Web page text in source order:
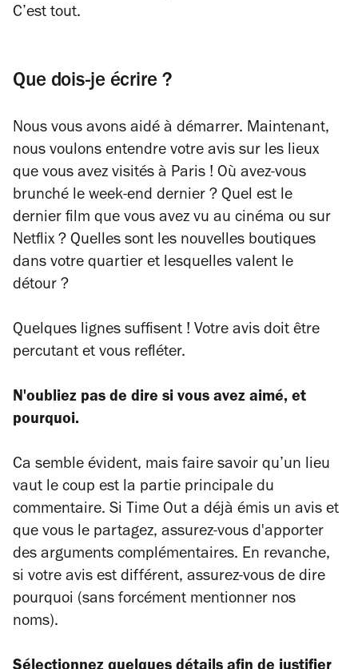
C’est tout.
Que dois-je écrire ?
Nous vous avons aidé à démarrer. Maintenant,
nous voulons entendre votre avis sur les lieux
que vous avez visités à Paris ! Où avez-vous
brunché le week-end dernier ? Quel est le
dernier film que vous avez vu au cinéma ou sur
Netflix ? Quelles sont les nouvelles boutiques
dans votre quartier et lesquelles valent le
détour ?
Quelques lignes suffisent ! Votre avis doit être
percutant et vous refléter.
N'oubliez pas de dire si vous avez aimé, et
pourquoi.
Ca semble évident, mais faire savoir qu’un lieu
vaut le coup est la partie principale du
commentaire. Si Time Out a déjà émis un avis et
que vous le partagez, assurez-vous d'apporter
des arguments complémentaires. En revanche,
si votre avis est différent, assurez-vous de dire
pourquoi (sans forcément mentionner nos
noms).